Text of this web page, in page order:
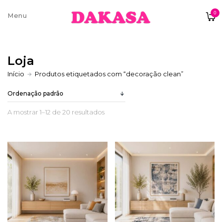
0
Sobre nós
Contatos e moradas
Trocas e Devoluções
Termos e condições
Loja
Início Produtos etiquetados com “decoração clean”
A mostrar 1–12 de 20 resultados